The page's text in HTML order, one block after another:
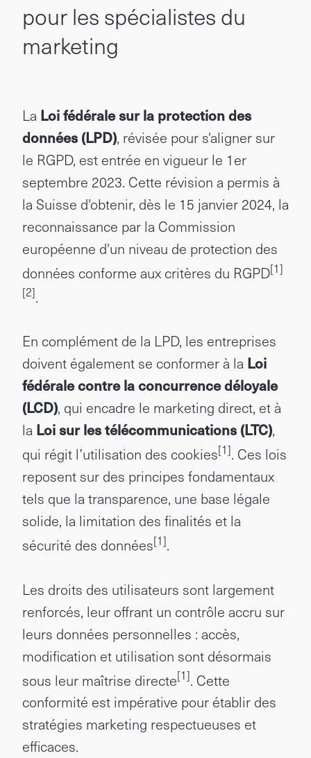
pour les spécialistes du
marketing
La Loi fédérale sur la protection des
données (LPD), révisée pour s'aligner sur
le RGPD, est entrée en vigueur le 1er
septembre 2023. Cette révision a permis à
la Suisse d'obtenir, dès le 15 janvier 2024, la
reconnaissance par la Commission
européenne d'un niveau de protection des
données conforme aux critères du RGPD[1]
[2].
En complément de la LPD, les entreprises
doivent également se conformer à la Loi
fédérale contre la concurrence déloyale
(LCD), qui encadre le marketing direct, et à
la Loi sur les télécommunications (LTC),
qui régit l’utilisation des cookies[1]. Ces lois
reposent sur des principes fondamentaux
tels que la transparence, une base légale
solide, la limitation des finalités et la
sécurité des données[1].
Les droits des utilisateurs sont largement
renforcés, leur offrant un contrôle accru sur
leurs données personnelles : accès,
modification et utilisation sont désormais
sous leur maîtrise directe[1]. Cette
conformité est impérative pour établir des
stratégies marketing respectueuses et
efficaces.